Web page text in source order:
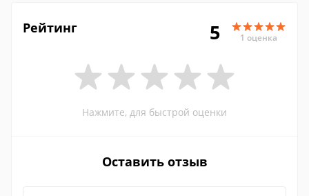
Рейтинг 5 1 оценка
Нажмите, для быстрой оценки
Оставить отзыв